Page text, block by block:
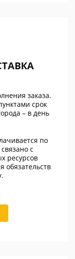
заказа.
срок
– в день
по
с
ресурсов
обязательств